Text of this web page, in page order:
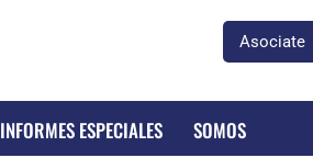
Asociate
INFORMES ESPECIALES SOMOS